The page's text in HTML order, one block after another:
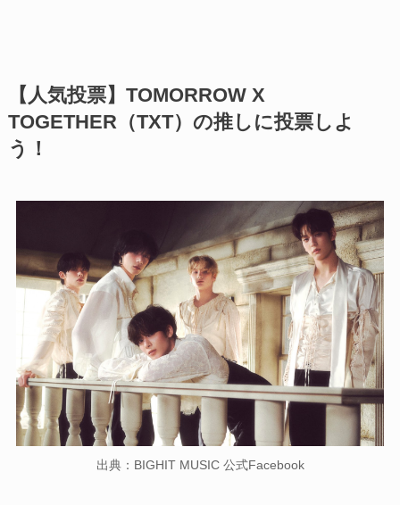
【人気投票】TOMORROW X
TOGETHER（TXT）の推しに投票しよ
う！
出典：BIGHIT MUSIC 公式Facebook